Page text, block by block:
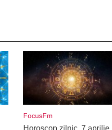
FocusFm
Horoscop zilnic, 7 aprilie